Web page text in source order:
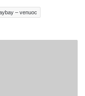
– venuoc